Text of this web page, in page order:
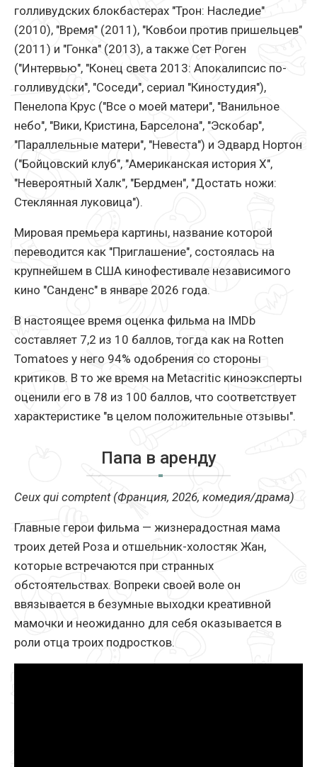
голливудских блокбастерах "Трон: Наследие"
(2010), "Время" (2011), "Ковбои против пришельцев"
(2011) и "Гонка" (2013), а также Сет Роген
("Интервью", "Конец света 2013: Апокалипсис по-
голливудски", "Соседи", сериал "Киностудия"),
Пенелопа Крус ("Все о моей матери", "Ванильное
небо", "Вики, Кристина, Барселона", "Эскобар",
"Параллельные матери", "Невеста") и Эдвард Нортон
("Бойцовский клуб", "Американская история Х",
"Невероятный Халк", "Бердмен", "Достать ножи:
Стеклянная луковица").
Мировая премьера картины, название которой
переводится как "Приглашение", состоялась на
крупнейшем в США кинофестивале независимого
кино "Санденс" в январе 2026 года.
В настоящее время оценка фильма на IMDb
составляет 7,2 из 10 баллов, тогда как на Rotten
Tomatoes у него 94% одобрения со стороны
критиков. В то же время на Metacritic киноэксперты
оценили его в 78 из 100 баллов, что соответствует
характеристике "в целом положительные отзывы".
Папа в аренду
Ceux qui comptent (Франция, 2026, комедия/драма)
Главные герои фильма — жизнерадостная мама
троих детей Роза и отшельник-холостяк Жан,
которые встречаются при странных
обстоятельствах. Вопреки своей воле он
ввязывается в безумные выходки креативной
мамочки и неожиданно для себя оказывается в
роли отца троих подростков.